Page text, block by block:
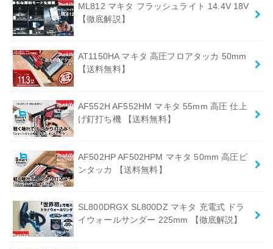
ML812 マキタ フラッシュライト 14.4V 18V
【徹底解説】
AT1150HA マキタ 高圧フロアタッカ 50mm
【送料無料】
AF552H AF552HM マキタ 55mm 高圧 仕上
げ釘打ち機 【送料無料】
AF502HP AF502HPM マキタ 50mm 高圧ピ
ンタッカ 【送料無料】
SL800DRGX SL800DZ マキタ 充電式 ドラ
イウォールサンダー 225mm 【徹底解説】